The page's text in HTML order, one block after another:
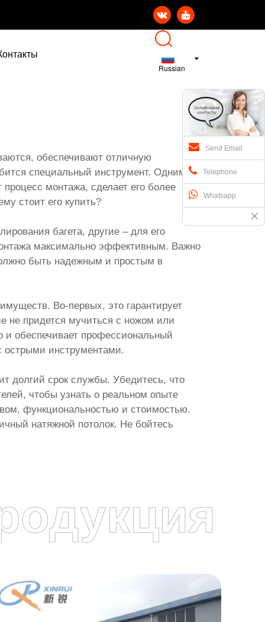
 
Russian
обеспечивают отличную
специальный инструмент. Одним из
монтажа, сделает его более
стоит его купить?
багета, другие – для его
максимально эффективным. Важно
быть надежным и простым в
Во-первых, это гарантирует
не придется мучиться с ножом или
и обеспечивает профессиональный
острыми инструментами.
долгий срок службы. Убедитесь, что
чтобы узнать о реальном опыте
функциональностью и стоимостью.
натяжной потолок. Не бойтесь
Send Email
Telephone
Whatsapp